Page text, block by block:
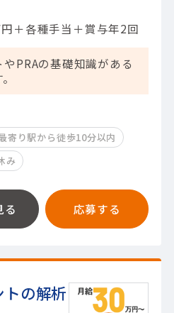
＋各種手当＋賞与年2回
PRAの基礎知識がある
寄り駅から徒歩10分以内
み
る 応募する
の解析